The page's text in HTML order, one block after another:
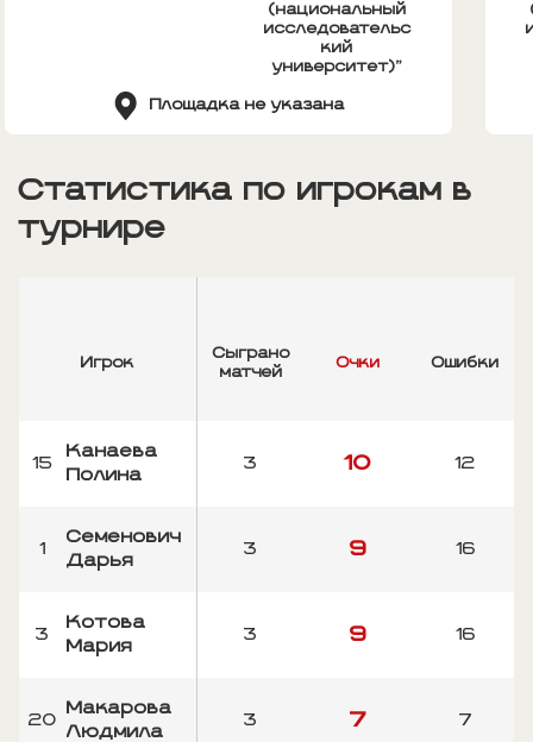
(национальный
исследовательс
кий
университет)"
Площадка не указана
Статистика по игрокам в
турнире
Игрок
Сыграно
матчей
Очки Ошибки
15
Канаева
Полина
3 10 12
1
Семенович
Дарья
3 9 16
3
Котова
Мария
3 9 16
20
Макарова
Людмила
3 7 7